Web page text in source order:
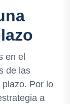
en el
de las
Por lo
a